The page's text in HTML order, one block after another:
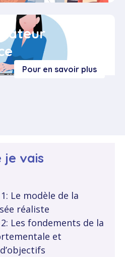
Pour en savoir plus
je vais
Le modèle de la
réaliste
Les fondements de la
et